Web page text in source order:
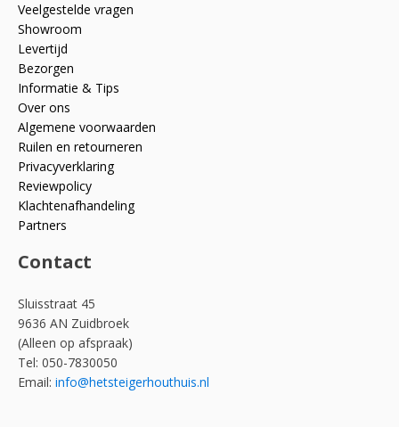
Veelgestelde vragen
Showroom
Levertijd
Bezorgen
Informatie & Tips
Over ons
Algemene voorwaarden
Ruilen en retourneren
Privacyverklaring
Reviewpolicy
Klachtenafhandeling
Partners
Contact
Sluisstraat 45
9636 AN Zuidbroek
(Alleen op afspraak)
Tel: 050-7830050
Email: info@hetsteigerhouthuis.nl